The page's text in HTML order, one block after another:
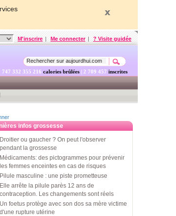
M'inscrire | Me connecter | ? Visite guidée
747 332 355 865 calories brûlées | 2 709 457 inscrites
infos grossesse
Droitier ou gaucher ? On peut l'observer
pendant la grossesse
Médicaments: des pictogrammes pour prévenir
les femmes enceintes en cas de risques
Pilule masculine : une piste prometteuse
Elle arrête la pilule parès 12 ans de
contraception. Les changements sont réels
Un foetus protège avec son dos sa mère victime
d'une rupture utérine